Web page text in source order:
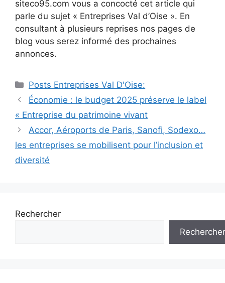
siteco95.com vous a concocté cet article qui
parle du sujet « Entreprises Val d’Oise ». En
consultant à plusieurs reprises nos pages de
blog vous serez informé des prochaines
annonces.
Catégories
Posts Entreprises Val D'Oise:
Navigation
des
articles
Économie : le budget 2025 préserve le label
« Entreprise du patrimoine vivant
Accor, Aéroports de Paris, Sanofi, Sodexo…
les entreprises se mobilisent pour l’inclusion et
diversité
Rechercher
Rechercher